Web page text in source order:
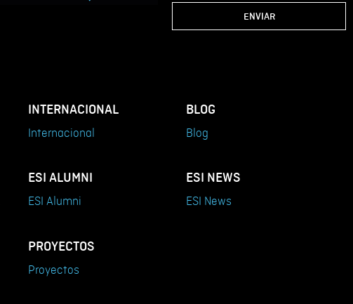
ENVIAR
INTERNACIONAL
Internacional
ESI ALUMNI
ESI Alumni
PROYECTOS
Proyectos
BLOG
Blog
ESI NEWS
ESI News